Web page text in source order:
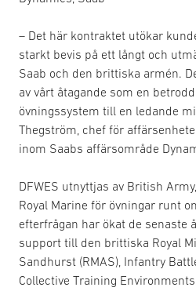
– Det här kontraktet utökar
starkt bevis på ett långt och
Saab och den brittiska armén.
av vårt åtagande som en
övningssystem till en ledande
Thegström, chef för
inom Saabs affärsområde
DFWES utnyttjas av British
Royal Marine för övningar runt
efterfrågan har ökat de senaste
support till den brittiska Royal
Sandhurst (RMAS), Infantry
Collective Training